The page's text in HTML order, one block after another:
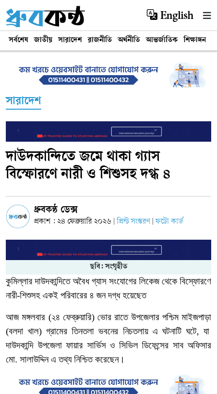
English
সর্বশেষ জাতীয় সারাদেশ রাজনীতি অর্থনীতি আন্তর্জাতিক শিক্ষাঙ্গন
সারাদেশ
দাউদকান্দিতে জমে থাকা গ্যাস
বিস্ফোরণে নারী ও শিশুসহ দগ্ধ ৪
ধ্রুবকন্ঠ ডেক্স
প্রকাশ : ২৪ ফেব্রুয়ারি ২০২৬ প্রিন্ট সংস্করণ ফটো কার্ড
ছবি: সংগৃহীত
কুমিল্লার দাউদকান্দিতে অবৈধ গ্যাস সংযোগের লিকেজ থেকে বিস্ফোরণে
নারী-শিশুসহ একই পরিবারের ৪ জন দগ্ধ হয়েছেত
আজ মঙ্গলবার (২৪ ফেব্রুয়ারি) ভোর রাতে উপজেলার পশ্চিম মাইজপাড়া
(বলদা খাল)গ্রামের তিনতলা ভবনের নিচতলায় এ ঘটনাটি ঘটে, যা
দাউদকান্দি উপজেলা ফায়ার সার্ভিস ও সিভিল ডিফেন্সের সাব অফিসার
মো. সালাউদ্দিন এ তথ্য নিশ্চিত করেছেন।